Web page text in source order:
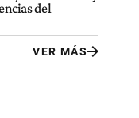
del
VER MÁS